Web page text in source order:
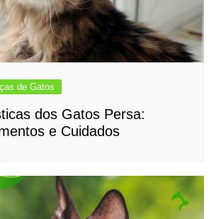
de Gatos
dos Gatos Persa:
e Cuidados